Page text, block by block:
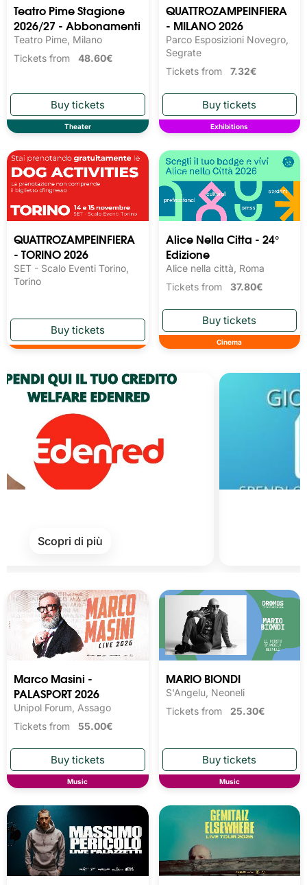
Teatro Pime Stagione
2026/27 - Abbonamenti
Teatro Pime, Milano
Tickets from 48.60€
Theater
QUATTROZAMPEINFIERA
- MILANO 2026
Parco Esposizioni Novegro,
Segrate
Tickets from 7.32€
Exhibitions
QUATTROZAMPEINFIERA
- TORINO 2026
SET - Scalo Eventi Torino,
Torino
Alice Nella Citta - 24°
Edizione
Alice nella città, Roma
Tickets from 37.80€
Cinema
Marco Masini -
PALASPORT 2026
Unipol Forum, Assago
Tickets from 55.00€
Music
MARIO BIONDI
S'Angelu, Neoneli
Tickets from 25.30€
Music
di più